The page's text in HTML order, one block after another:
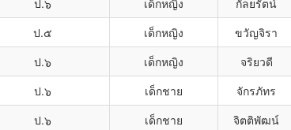
ป.๖ เด็กหญิง กัลยรัตน์
ป.๕ เด็กหญิง ขวัญจิรา
ป.๖ เด็กหญิง จริยวดี
ป.๖ เด็กชาย จักรภัทร
ป.๖ เด็กชาย จิตติพัฒน์